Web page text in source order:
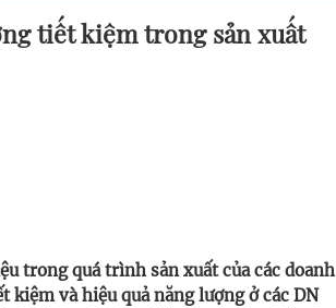
tiết kiệm trong sản xuất
trong quá trình sản xuất của các doanh
kiệm và hiệu quả năng lượng ở các DN